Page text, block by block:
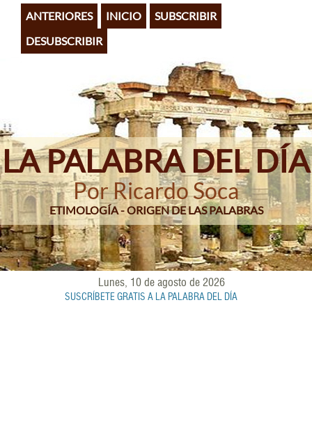
Pasar
contenido
principal
ANTERIORES INICIO
SUBSCRIBIR
DESUBSCRIBIR
LA PALABRA DEL DÍA
Por Ricardo Soca
ETIMOLOGÍA - ORIGEN DE LAS PALABRAS
Lunes, 10 de agosto de 2026
SUSCRÍBETE GRATIS A LA PALABRA DEL DÍA